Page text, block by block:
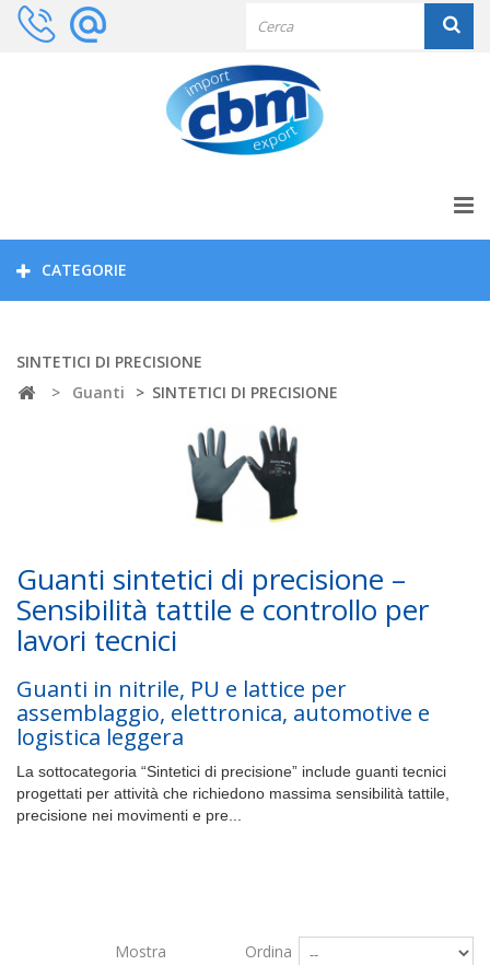
CATEGORIE
SINTETICI DI PRECISIONE
>
Guanti > SINTETICI DI PRECISIONE
Guanti sintetici di precisione –
Sensibilità tattile e controllo per
lavori tecnici
Guanti in nitrile, PU e lattice per
assemblaggio, elettronica, automotive e
logistica leggera
La sottocategoria “Sintetici di precisione” include guanti tecnici
progettati per attività che richiedono massima sensibilità tattile,
precisione nei movimenti e pre...
Ordina
Mostra